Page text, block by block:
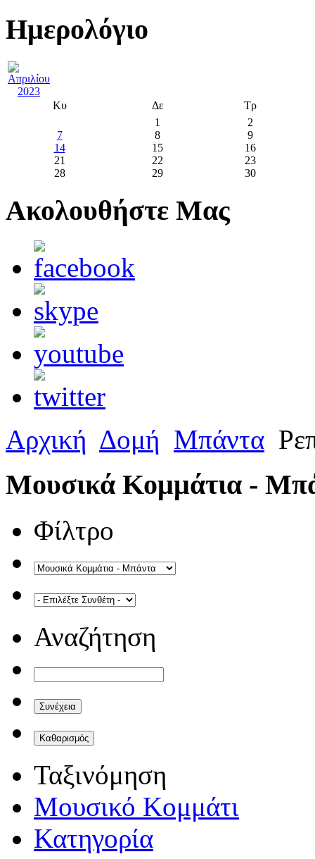
Ημερολόγιο
Κυ Δε
Τρ
1
2
7
8
9
14
15
16
21
22
23
28
29 30
Ακολουθήστε Μας
Αρχική Δομή Μπάντα
Μουσικά Κομμάτια -
Φίλτρο
Αναζήτηση
Ταξινόμηση
Μουσικό Κομμάτι
Κατηγορία